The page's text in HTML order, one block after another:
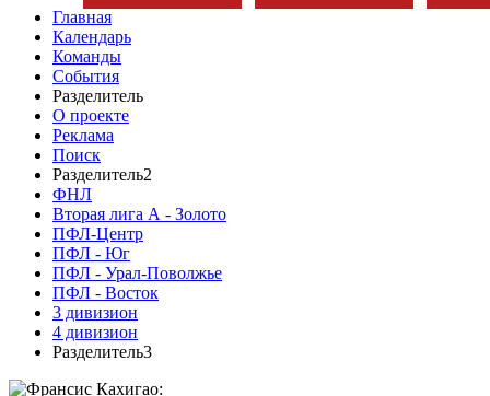
Главная
Календарь
Команды
События
Разделитель
О проекте
Реклама
Поиск
Разделитель2
ФНЛ
Вторая лига А - Золото
ПФЛ-Центр
ПФЛ - Юг
ПФЛ - Урал-Поволжье
ПФЛ - Восток
3 дивизион
4 дивизион
Разделитель3